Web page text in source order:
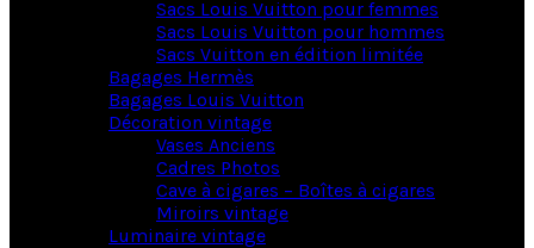
Sacs Louis Vuitton pour femmes
Sacs Louis Vuitton pour hommes
Sacs Vuitton en édition limitée
Bagages Hermès
Bagages Louis Vuitton
Décoration vintage
Vases Anciens
Cadres Photos
Cave à cigares – Boîtes à cigares
Miroirs vintage
Luminaire vintage